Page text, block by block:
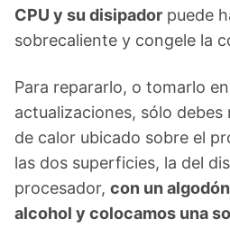
CPU y su disipador puede
sobrecaliente y congele la
Para repararlo, o tomarlo
actualizaciones, sólo
de calor ubicado sobre el
las dos superficies, la del
procesador, con un
alcohol y colocamos una